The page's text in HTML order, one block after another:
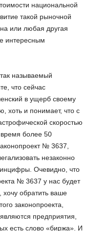
национальной
такой рыночной
или любая другая
интересным
называемый
что сейчас
в ущерб своему
хоть и понимает, что с
скоростью
более 50
№ 3637,
незаконно
Очевидно, что
№ 3637 у нас будет
хочу обратить ваше
законопроекта,
предприятия,
есть слово «биржа». И